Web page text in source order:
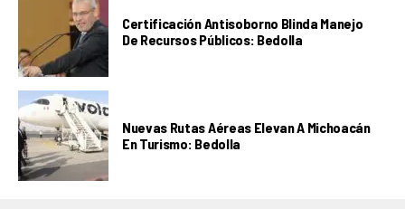
Certificación Antisoborno Blinda Manejo
De Recursos Públicos: Bedolla
Nuevas Rutas Aéreas Elevan A Michoacán
En Turismo: Bedolla